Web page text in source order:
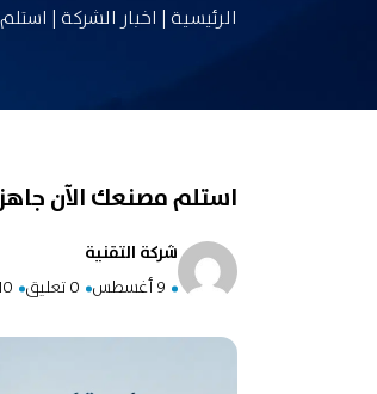
الرئيسية | اخبار الشركة |
استلم مصنعك الآن
شركة التقنية
9 أغسطس
0 تعليق